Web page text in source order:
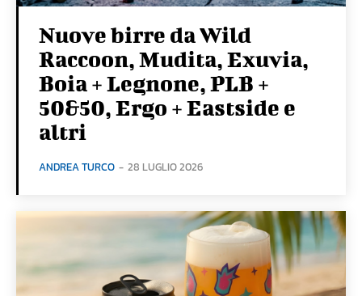
Nuove birre da Wild
Raccoon, Mudita, Exuvia,
Boia + Legnone, PLB +
50&50, Ergo + Eastside e
altri
ANDREA TURCO - 28 LUGLIO 2026